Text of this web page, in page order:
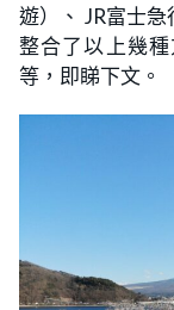
遊）、 JR富士
整合了以上幾
等，即睇下文。